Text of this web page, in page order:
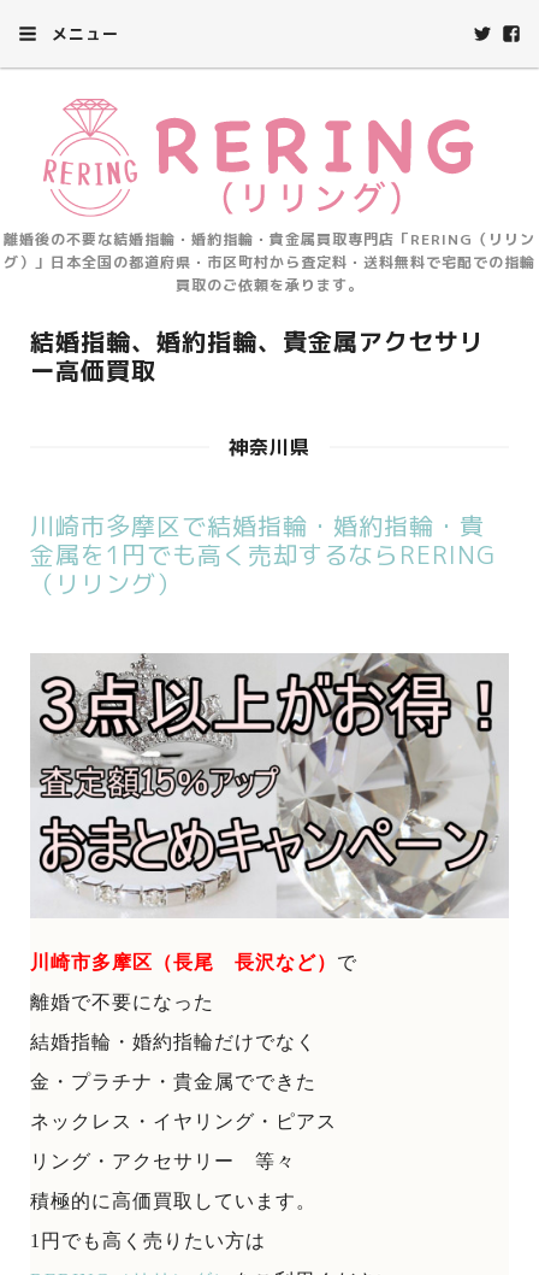
メニュー
離婚後の不要な結婚指輪・婚約指輪・貴金属買取専門店「RERING（リリン
グ）」日本全国の都道府県・市区町村から査定料・送料無料で宅配での指輪
買取のご依頼を承ります。
結婚指輪、婚約指輪、貴金属アクセサリ
ー高価買取
神奈川県
川崎市多摩区で結婚指輪・婚約指輪・貴
金属を1円でも高く売却するならRERING
（リリング）
川崎市多摩区（長尾 長沢など） で
離婚で不要になった
結婚指輪・婚約指輪だけでなく
金・プラチナ・貴金属でできた
ネックレス・イヤリング・ピアス
リング・アクセサリー 等々
積極的に高価買取しています。
1円でも高く売りたい方は